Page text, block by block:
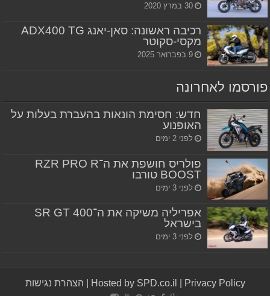
30 במרץ 2020
רכיבה ראשונה: סאן-יאנג ADX400 TG
מקסי-סקוטר
9 בפברואר 2025
פורסמו לאחרונה
חדש: חסימת הונאות בהעברת בעלות על
האופנוע
לפני 2 ימים
פולריס חושפת את ה־RZR PRO R
BOOST טורבו
לפני 3 ימים
אפריליה משיקה את ה־SR GT 400
בישראל
לפני 3 ימים
Hosted by SPD.co.il Privacy Policy הצהרת נגישות